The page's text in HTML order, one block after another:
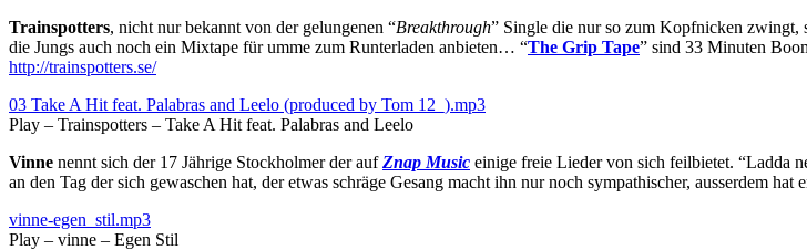
Trainspotters, nicht nur bekannt von der gelungenen “Breakthrough” Single die nur so zum Kopfnicken zwingt,
die Jungs auch noch ein Mixtape für umme zum Runterladen anbieten… “The Grip Tape” sind 33 Minuten
http://trainspotters.se/
03 Take A Hit feat. Palabras and Leelo (produced by Tom 12_).mp3
Play – Trainspotters – Take A Hit feat. Palabras and Leelo
Vinne nennt sich der 17 Jährige Stockholmer der aufZnap Music einige freie Lieder von sich feilbietet. “Ladda
an den Tag der sich gewaschen hat, der etwas schräge Gesang macht ihn nur noch sympathischer, ausserdem
vinne-egen_stil.mp3
Play – vinne – Egen Stil